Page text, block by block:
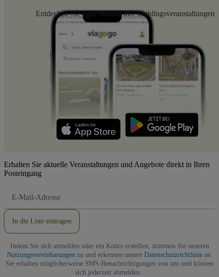
Entdecken Sie ganz einfach Ihre Lieblingsveranstaltungen
Erhalten Sie aktuelle Veranstaltungen und Angebote direkt in Ihren
Posteingang
Mail-
In die Liste eintragen
Indem Sie sich anmelden oder ein Konto erstellen, stimmen Sie unseren
Nutzungsvereinbarungenzu und erkennen unsere Datenschutzrichtliniean.
Sie erhalten möglicherweise SMS-Benachrichtigungen von uns und können
sich jederzeit abmelden.